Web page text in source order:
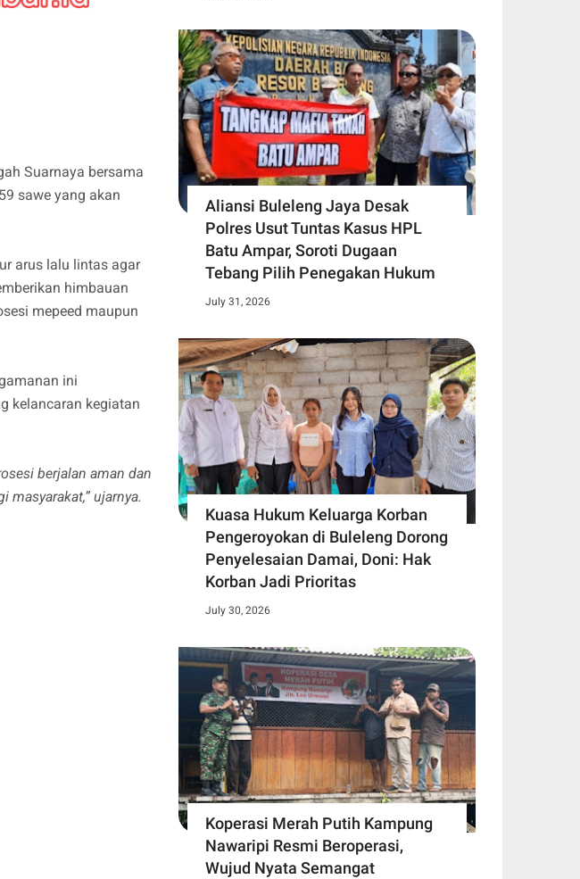
Suarnaya bersama
sawe yang akan
arus lalu lintas agar
himbauan
mepeed maupun
ini
kelancaran kegiatan
berjalan aman dan
masyarakat,” ujarnya.
Aliansi Buleleng Jaya Desak
Polres Usut Tuntas Kasus HPL
Batu Ampar, Soroti Dugaan
Tebang Pilih Penegakan Hukum
July 31, 2026
Kuasa Hukum Keluarga Korban
Pengeroyokan di Buleleng Dorong
Penyelesaian Damai, Doni: Hak
Korban Jadi Prioritas
July 30, 2026
Koperasi Merah Putih Kampung
Nawaripi Resmi Beroperasi,
Wujud Nyata Semangat